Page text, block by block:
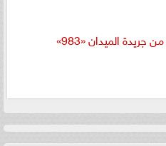
جريدة الميدان «983»